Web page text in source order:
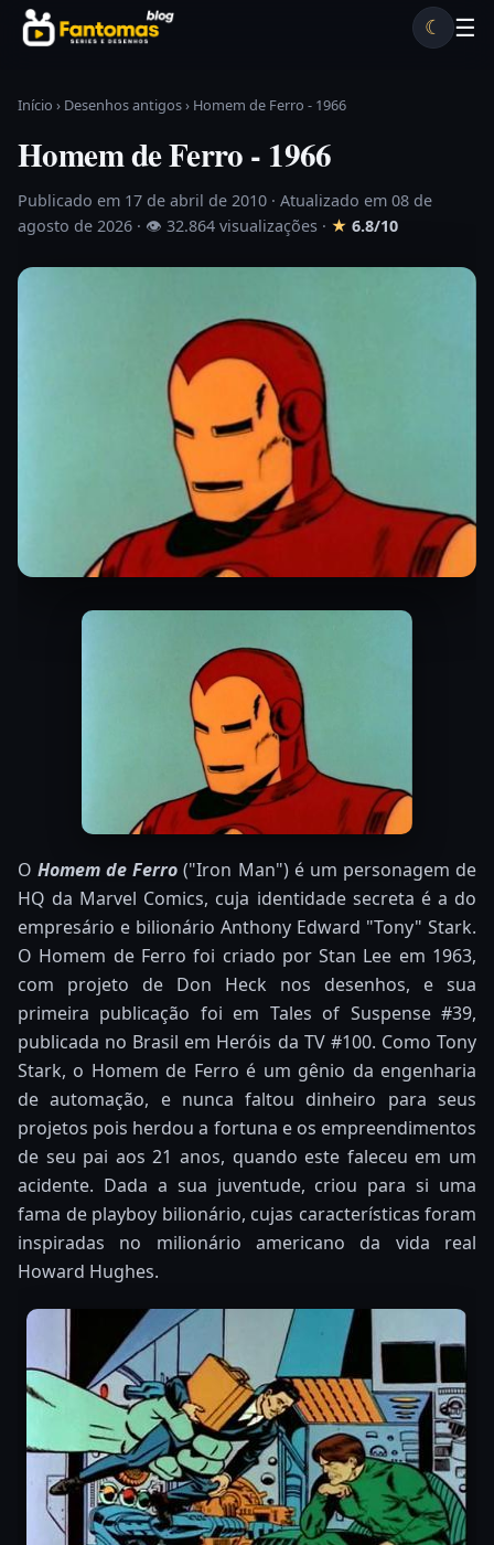
Pular para o conteúdo
☰
☾
Início › Desenhos antigos› Homem de Ferro - 1966
Homem de Ferro - 1966
Publicado em 17 de abril de 2010 · Atualizado em 08 de
agosto de 2026 · 👁 32.864 visualizações · ★ 6.8/10
OHomem de Ferro ("Iron Man") é um personagem de
HQ da Marvel Comics, cuja identidade secreta é a do
empresário e bilionário Anthony Edward "Tony" Stark.
O Homem de Ferro foi criado por Stan Lee em 1963,
com projeto de Don Heck nos desenhos, e sua
primeira publicação foi em Tales of Suspense #39,
publicada no Brasil em Heróis da TV #100. Como Tony
Stark, o Homem de Ferro é um gênio da engenharia
de automação, e nunca faltou dinheiro para seus
projetos pois herdou a fortuna e os empreendimentos
de seu pai aos 21 anos, quando este faleceu em um
acidente. Dada a sua juventude, criou para si uma
fama de playboy bilionário, cujas características foram
inspiradas no milionário americano da vida real
Howard Hughes.